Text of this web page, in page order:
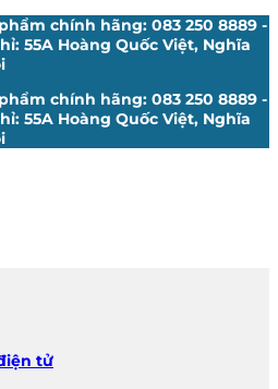
chính hãng: 083 250 8889 -
55A Hoàng Quốc Việt, Nghĩa
chính hãng: 083 250 8889 -
55A Hoàng Quốc Việt, Nghĩa
tử